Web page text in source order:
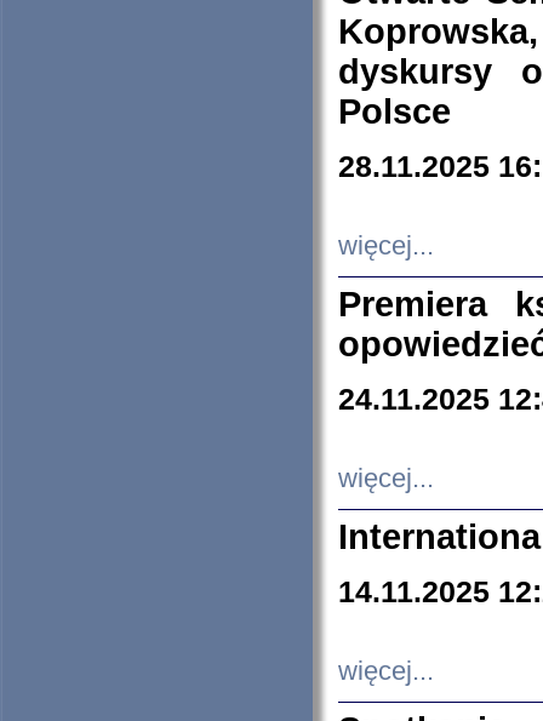
dyskursy
Polsce
28.11.2025
więcej...
Premiera
24.11.2025
więcej...
14.11.2025
więcej...